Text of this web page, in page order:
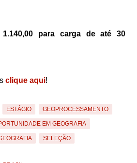
1.140,00 para carga de até 30
clique aqui!
ESTÁGIO GEOPROCESSAMENTO
EM GEOGRAFIA
SELEÇÃO